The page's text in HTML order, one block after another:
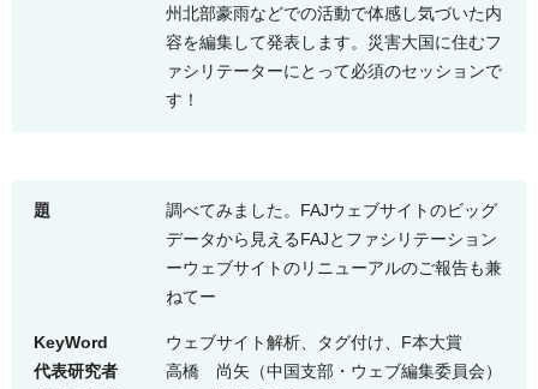
州北部豪雨などでの活動で体感し気づいた内
容を編集して発表します。災害大国に住むフ
ァシリテーターにとって必須のセッションで
す！
題
調べてみました。FAJウェブサイトのビッグ
データから見えるFAJとファシリテーション
ーウェブサイトのリニューアルのご報告も兼
ねてー
KeyWord
ウェブサイト解析、タグ付け、F本大賞
代表研究者
高橋 尚矢 （中国支部・ウェブ編集委員会）